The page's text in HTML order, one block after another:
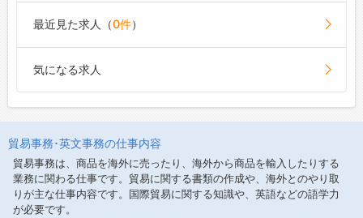
最近見た求人（0件）
気になる求人
貿易事務･英文事務の仕事内容
貿易事務は、商品を海外に売ったり、海外から商品を輸入したりする
業務に関わる仕事です。貿易に関する書類の作成や、海外とのやり取
りが主な仕事内容です。国際貿易に関する知識や、英語などの語学力
が必要です。